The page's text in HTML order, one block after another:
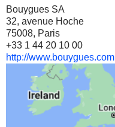
Bouygues SA
32, avenue Hoche
75008, Paris
+33 1 44 20 10 00
http://www.bouygues.com